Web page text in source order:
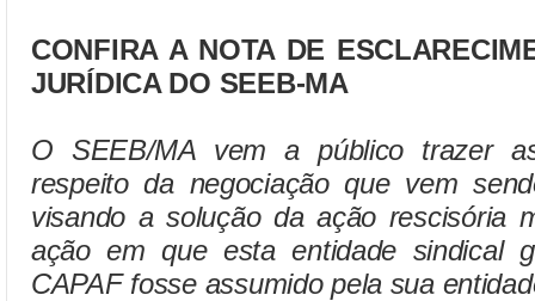
CONFIRA A NOTA DE
JURÍDICA DO SEEB-MA
O SEEB/MA vem a público trazer
respeito da negociação que vem
visando a solução da ação rescisória
ação em que esta entidade sindical
CAPAF fosse assumido pela sua